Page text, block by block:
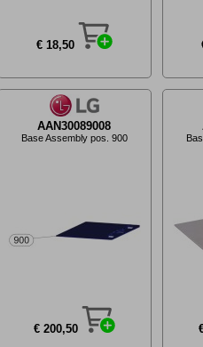
€ 18,50
AAN30089008
Base Assembly pos. 900
€ 200,50